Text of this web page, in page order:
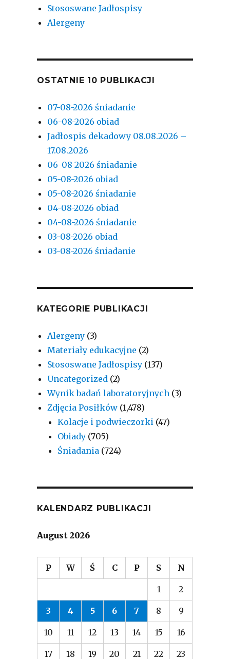
Stososwane Jadłospisy
Alergeny
OSTATNIE 10 PUBLIKACJI
07-08-2026 śniadanie
06-08-2026 obiad
Jadłospis dekadowy 08.08.2026 –
17.08.2026
06-08-2026 śniadanie
05-08-2026 obiad
05-08-2026 śniadanie
04-08-2026 obiad
04-08-2026 śniadanie
03-08-2026 obiad
03-08-2026 śniadanie
KATEGORIE PUBLIKACJI
Alergeny (3)
Materiały edukacyjne (2)
Stososwane Jadłospisy (137)
Uncategorized (2)
Wynik badań laboratoryjnych (3)
Zdjęcia Posiłków (1,478)
Kolacje i podwieczorki (47)
Obiady (705)
Śniadania (724)
KALENDARZ PUBLIKACJI
August 2026
P W Ś C P S N
1 2
3 4 5 6 7 8 9
10 11 12 13 14 15 16
17 18 19 20 21 22 23